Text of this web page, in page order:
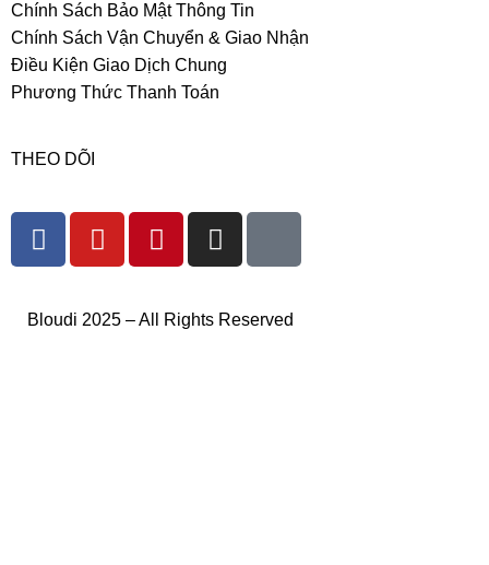
Chính Sách Bảo Mật Thông Tin
Chính Sách Vận Chuyển & Giao Nhận
Điều Kiện Giao Dịch Chung
Phương Thức Thanh Toán
THEO DÕI
Bloudi 2025 – All Rights Reserved